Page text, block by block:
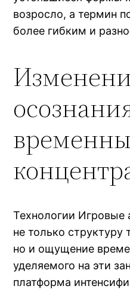
возросло, а термин
более гибким и
Технологии Игровые
не только структуру
но и ощущение
уделяемого на эти
платформа